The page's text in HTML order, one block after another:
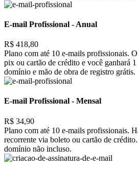
E-mail Profissional - Anual
R$ 418,80
Plano com até 10 e-mails profissionais.
pix ou cartão de crédito e você ganhará
domínio e mão de obra de registro grátis.
E-mail Profissional - Mensal
R$ 34,90
Plano com até 10 e-mails profissionais.
recorrente via boleto ou cartão de
domínio não incluso.